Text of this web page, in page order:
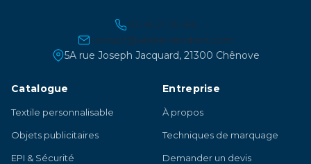
03 45 21 30 86
contact@atelier-lambert.com
5A rue Joseph Jacquard, 21300 Chênove
Catalogue
Textile personnalisable
Objets publicitaires
EPI & Sécurité
Entreprise
À propos
Techniques de marquage
Demander un devis